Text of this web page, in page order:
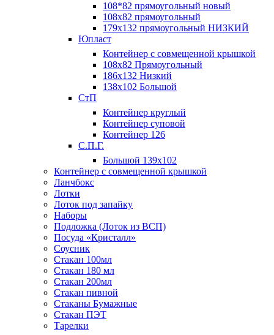
108*82 прямоугольный новый
108х82 прямоугольный
179х132 прямоугольный НИЗКИЙ
Юпласт
Контейнер с совмещенной крышкой
108х82 Прямоугольный
186х132 Низкий
138х102 Большой
СтП
Контейнер круглый
Контейнер суповой
Контейнер 126
С.П.Г.
Большой 139х102
Контейнер с совмещенной крышкой
Ланчбокс
Лотки
Лоток под запайку
Наборы
Подложка (Лоток из ВСП)
Посуда «Кристалл»
Соусник
Стакан 100мл
Стакан 180 мл
Стакан 200мл
Стакан пивной
Стаканы Бумажные
Стакан ПЭТ
Тарелки